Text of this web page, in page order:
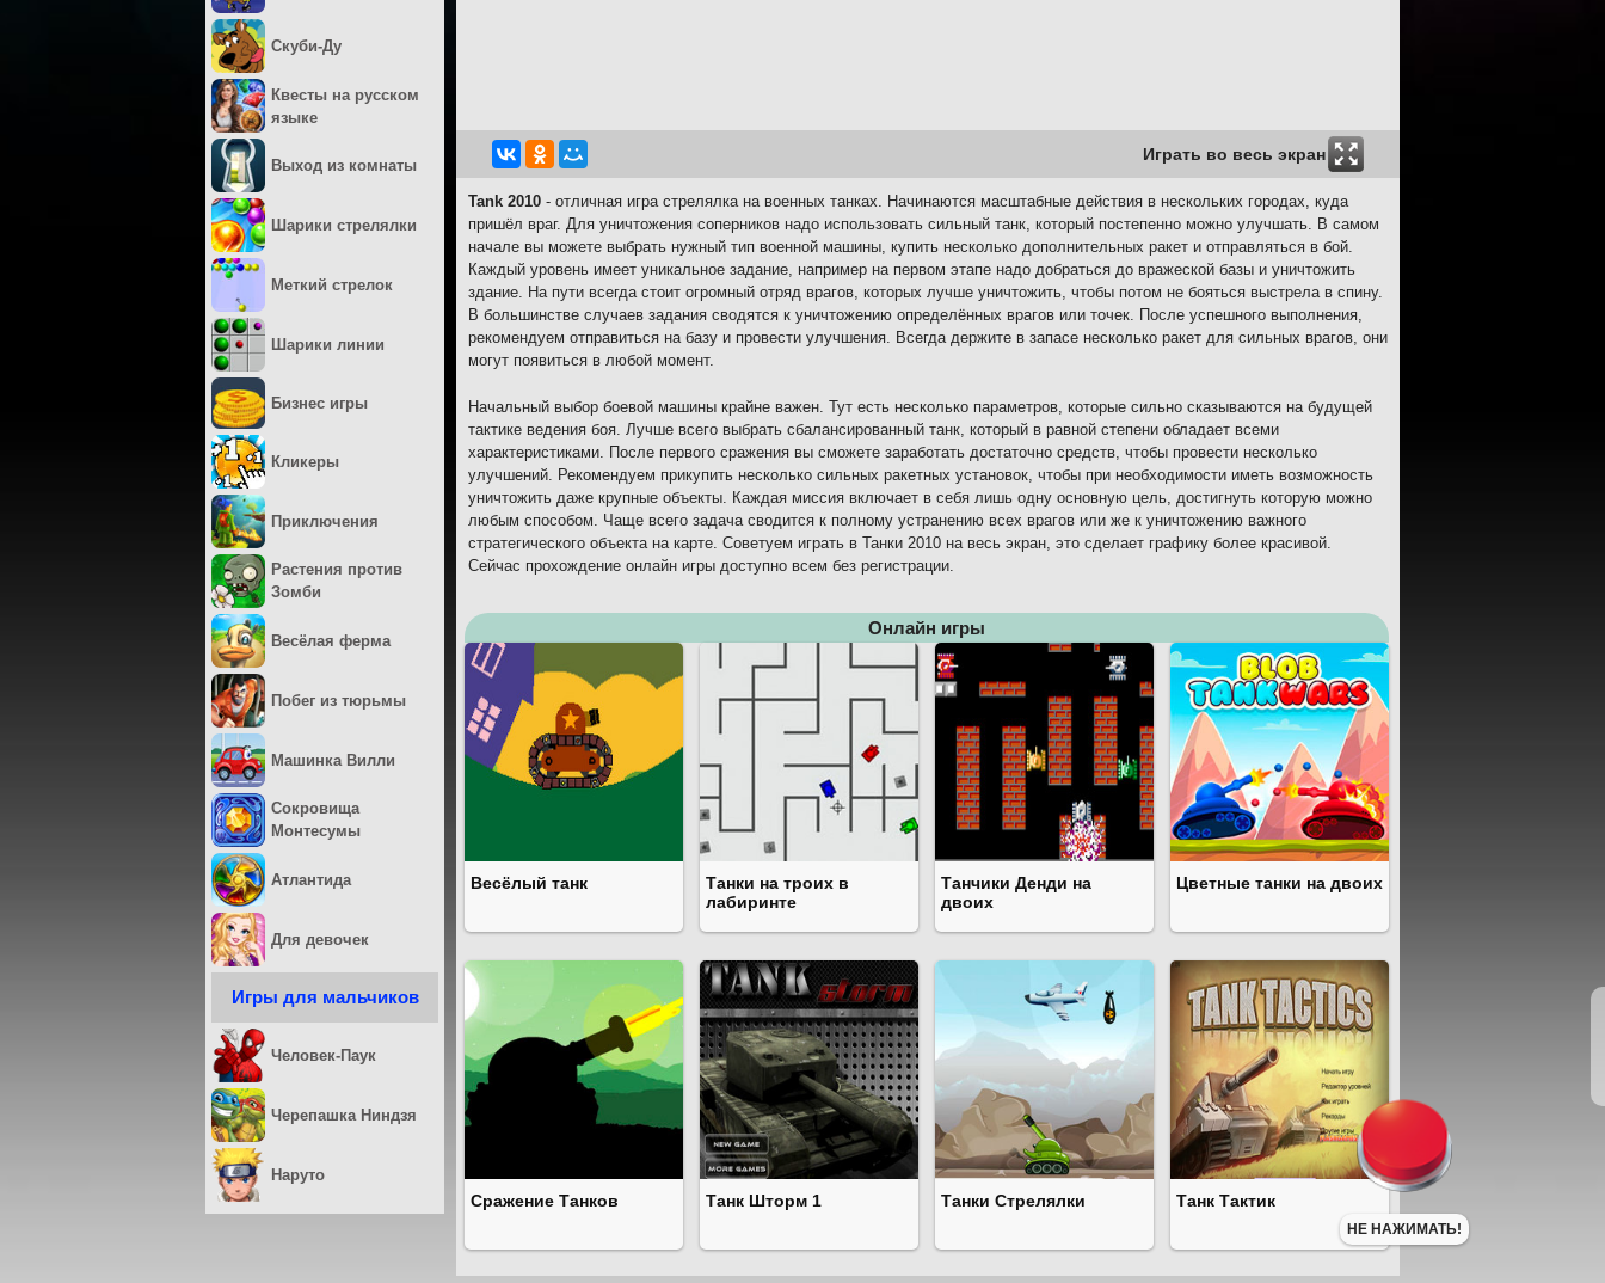
Играть во весь экран
Tank 2010 - отличная игра стрелялка на военных танках. Начинаются масштабные действия в нескольких городах, куда
пришёл враг. Для уничтожения соперников надо использовать сильный танк, который постепенно можно улучшать. В самом
начале вы можете выбрать нужный тип военной машины, купить несколько дополнительных ракет и отправляться в бой.
Каждый уровень имеет уникальное задание, например на первом этапе надо добраться до вражеской базы и уничтожить
здание. На пути всегда стоит огромный отряд врагов, которых лучше уничтожить, чтобы потом не бояться выстрела в спину.
В большинстве случаев задания сводятся к уничтожению определённых врагов или точек. После успешного выполнения,
рекомендуем отправиться на базу и провести улучшения. Всегда держите в запасе несколько ракет для сильных врагов, они
могут появиться в любой момент.
Начальный выбор боевой машины крайне важен. Тут есть несколько параметров, которые сильно сказываются на будущей
тактике ведения боя. Лучше всего выбрать сбалансированный танк, который в равной степени обладает всеми
характеристиками. После первого сражения вы сможете заработать достаточно средств, чтобы провести несколько
улучшений. Рекомендуем прикупить несколько сильных ракетных установок, чтобы при необходимости иметь возможность
уничтожить даже крупные объекты. Каждая миссия включает в себя лишь одну основную цель, достигнуть которую можно
любым способом. Чаще всего задача сводится к полному устранению всех врагов или же к уничтожению важного
стратегического объекта на карте. Советуем играть в Танки 2010 на весь экран, это сделает графику более красивой.
Сейчас прохождение онлайн игры доступно всем без регистрации.
Онлайн игры
Весёлый танк
Танки на троих в
лабиринте
Танчики Денди на
двоих
Цветные танки на двоих
Сражение Танков Танк Шторм 1 Танки Стрелялки Танк Тактик
Скуби-Ду
Квесты на русском
языке
Выход из комнаты
Шарики стрелялки
Меткий стрелок
Шарики линии
Бизнес игры
Кликеры
Приключения
Растения против
Зомби
Весёлая ферма
Побег из тюрьмы
Машинка Вилли
Сокровища
Монтесумы
Атлантида
Для девочек
Игры для мальчиков
Человек-Паук
Черепашка Ниндзя
Наруто
НЕ НАЖИМАТЬ!